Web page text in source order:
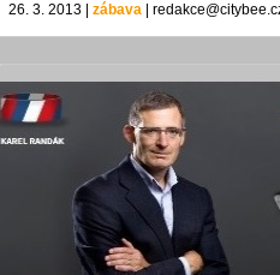
26. 3. 2013 | zábava |